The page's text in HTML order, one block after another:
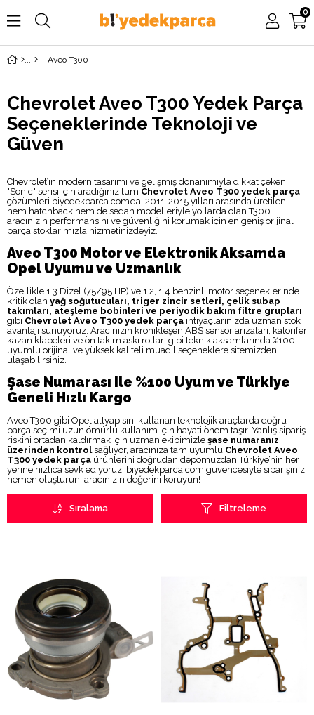
0
Aveo T300
Chevrolet Aveo T300 Yedek Parça
Seçeneklerinde Teknoloji ve
Güven
Chevrolet’in modern tasarımı ve gelişmiş donanımıyla dikkat çeken
"Sonic" serisi için aradığınız tüm Chevrolet Aveo T300 yedek parça
çözümleri biyedekparca.com’da! 2011-2015 yılları arasında üretilen,
hem hatchback hem de sedan modelleriyle yollarda olan T300
aracınızın performansını ve güvenliğini korumak için en geniş orijinal
parça stoklarımızla hizmetinizdeyiz.
Aveo T300 Motor ve Elektronik Aksamda
Opel Uyumu ve Uzmanlık
Özellikle 1.3 Dizel (75/95 HP) ve 1.2, 1.4 benzinli motor seçeneklerinde
kritik olan yağ soğutucuları, triger zincir setleri, çelik subap
takımları, ateşleme bobinleri ve periyodik bakım filtre grupları
gibi Chevrolet Aveo T300 yedek parça ihtiyaçlarınızda uzman stok
avantajı sunuyoruz. Aracınızın kronikleşen ABS sensör arızaları, kalorifer
kazan klapeleri ve ön takım askı rotları gibi teknik aksamlarında %100
uyumlu orijinal ve yüksek kaliteli muadil seçeneklere sitemizden
ulaşabilirsiniz.
Şase Numarası ile %100 Uyum ve Türkiye
Geneli Hızlı Kargo
Aveo T300 gibi Opel altyapısını kullanan teknolojik araçlarda doğru
parça seçimi uzun ömürlü kullanım için hayati önem taşır. Yanlış sipariş
riskini ortadan kaldırmak için uzman ekibimizle şase numaranız
üzerinden kontrolsağlıyor, aracınıza tam uyumlu Chevrolet Aveo
T300 yedek parça ürünlerini doğrudan depomuzdan Türkiye’nin her
yerine hızlıca sevk ediyoruz. biyedekparca.com güvencesiyle siparişinizi
hemen oluşturun, aracınızın değerini koruyun!
Filtreleme
Sıralama